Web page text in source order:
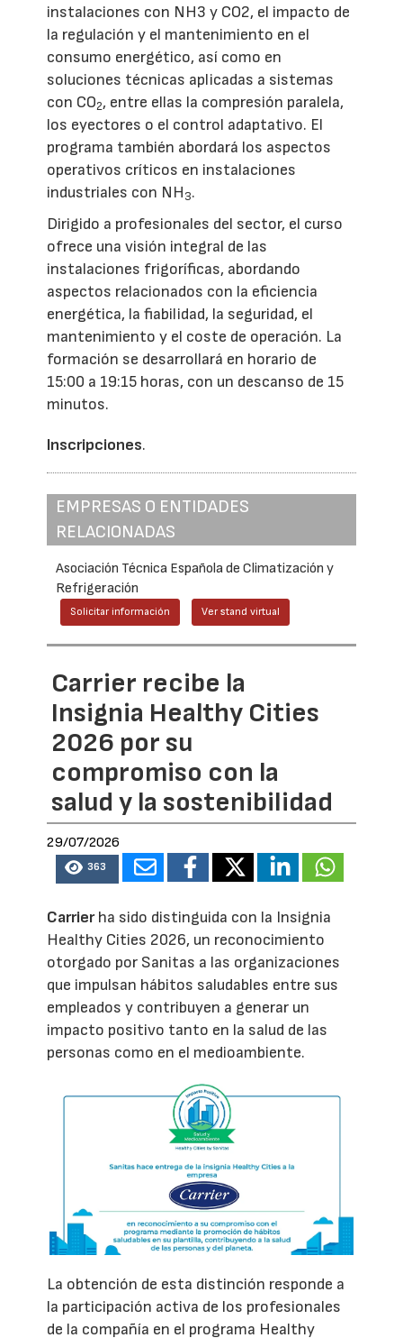
instalaciones con NH3 y CO2, el impacto de
la regulación y el mantenimiento en el
consumo energético, así como en
soluciones técnicas aplicadas a sistemas
con CO2, entre ellas la compresión paralela,
los eyectores o el control adaptativo. El
programa también abordará los aspectos
operativos críticos en instalaciones
industriales con NH3.
Dirigido a profesionales del sector, el curso
ofrece una visión integral de las
instalaciones frigoríficas, abordando
aspectos relacionados con la eficiencia
energética, la fiabilidad, la seguridad, el
mantenimiento y el coste de operación. La
formación se desarrollará en horario de
15:00 a 19:15 horas, con un descanso de 15
minutos.
Inscripciones.
EMPRESAS O ENTIDADES
RELACIONADAS
Asociación Técnica Española de Climatización y
Refrigeración
Solicitar información Ver stand virtual
Carrier recibe la
Insignia Healthy Cities
2026 por su
compromiso con la
salud y la sostenibilidad
29/07/2026
363
Carrierha sido distinguida con la Insignia
Healthy Cities 2026, un reconocimiento
otorgado por Sanitas a las organizaciones
que impulsan hábitos saludables entre sus
empleados y contribuyen a generar un
impacto positivo tanto en la salud de las
personas como en el medioambiente.
La obtención de esta distinción responde a
la participación activa de los profesionales
de la compañía en el programa Healthy